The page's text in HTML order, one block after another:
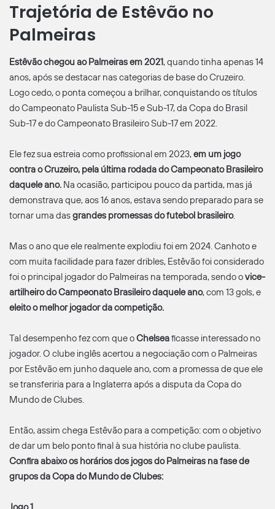
Trajetória de Estêvão no
Palmeiras
Estêvão chegou ao Palmeiras em 2021, quando tinha apenas 14
anos, após se destacar nas categorias de base do Cruzeiro.
Logo cedo, o ponta começou a brilhar, conquistando os títulos
do Campeonato Paulista Sub-15 e Sub-17, da Copa do Brasil
Sub-17 e do Campeonato Brasileiro Sub-17 em 2022.
Ele fez sua estreia como profissional em 2023,em um jogo
contra o Cruzeiro, pela última rodada do Campeonato Brasileiro
daquele ano. Na ocasião, participou pouco da partida, mas já
demonstrava que, aos 16 anos, estava sendo preparado para se
tornar uma dasgrandes promessas do futebol brasileiro.
Mas o ano que ele realmente explodiu foi em 2024. Canhoto e
com muita facilidade para fazer dribles, Estêvão foi considerado
foi o principal jogador do Palmeiras na temporada, sendo ovice-
artilheiro do Campeonato Brasileiro daquele ano, com 13 gols, e
eleito o melhor jogador da competição.
Tal desempenho fez com que oChelseaficasse interessado no
jogador. O clube inglês acertou a negociação com o Palmeiras
por Estêvão em junho daquele ano, com a promessa de que ele
se transferiria para a Inglaterra após a disputa da Copa do
Mundo de Clubes.
Então, assim chega Estêvão para a competição: com o objetivo
de dar um belo ponto final à sua história no clube paulista.
Confira abaixo os horários dos jogos do Palmeiras na fase de
grupos da Copa do Mundo de Clubes: